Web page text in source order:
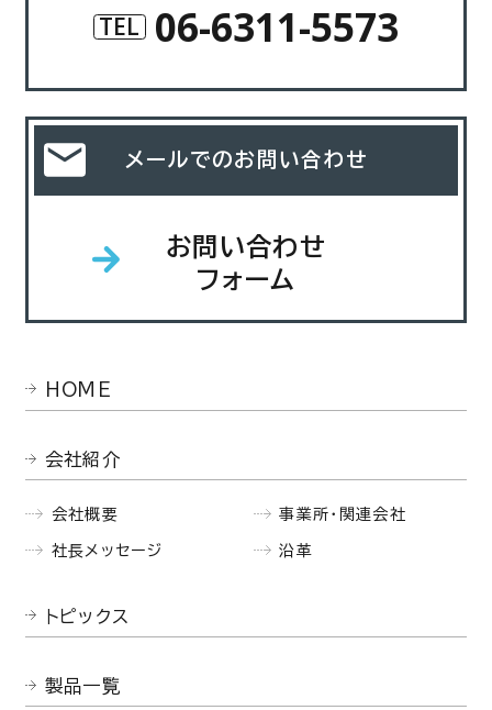
TEL 06-6311-5573
メールでのお問い合わせ
お問い合わせ
フォーム
HOME
会社紹介
会社概要
社長メッセージ
事業所・関連会社
沿革
トピックス
製品一覧